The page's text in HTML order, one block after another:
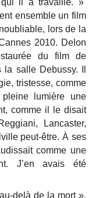
il a travaillé. »
ensemble un film
lors de la
2010. Delon
du film de
salle Debussy. Il
tristesse, comme
lumière une
comme il le disait
Lancaster,
peut-être. À ses
comme une
J’en avais été
delà de la mort ».